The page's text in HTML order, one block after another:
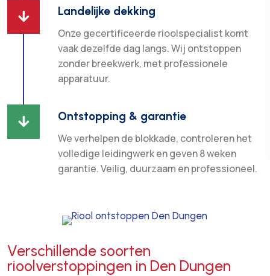
 Landelijke dekking
Onze gecertificeerde rioolspecialist komt
vaak dezelfde dag langs. Wij ontstoppen
zonder breekwerk, met professionele
apparatuur.
 Ontstopping & garantie
We verhelpen de blokkade, controleren het
volledige leidingwerk en geven 8 weken
garantie. Veilig, duurzaam en professioneel.
Verschillende soorten
rioolverstoppingen in Den Dungen